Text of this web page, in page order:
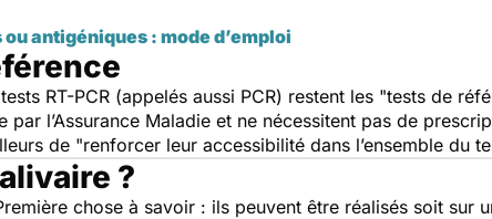
antigéniques : mode d’emploi
RT-PCR (appelés aussi PCR) restent les "tests de
par l’Assurance Maladie et ne nécessitent pas de
de "renforcer leur accessibilité dans l’ensemble du
?
chose à savoir : ils peuvent être réalisés soit sur